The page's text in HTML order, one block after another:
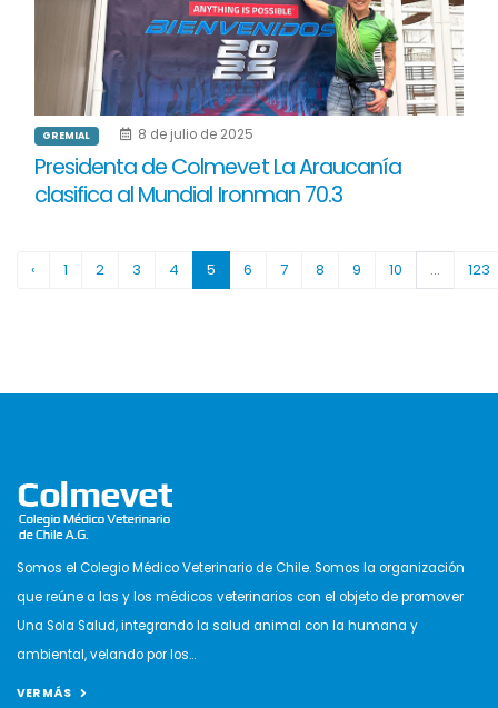
GREMIAL 8 de julio de 2025
Presidenta de Colmevet La Araucanía
clasifica al Mundial Ironman 70.3
‹ 1 2 3 4 5 6 7 8 9 10 ... 123
Somos el Colegio Médico Veterinario de Chile. Somos la organización
que reúne a las y los médicos veterinarios con el objeto de promover
Una Sola Salud, integrando la salud animal con la humana y
ambiental, velando por los...
VER MÁS